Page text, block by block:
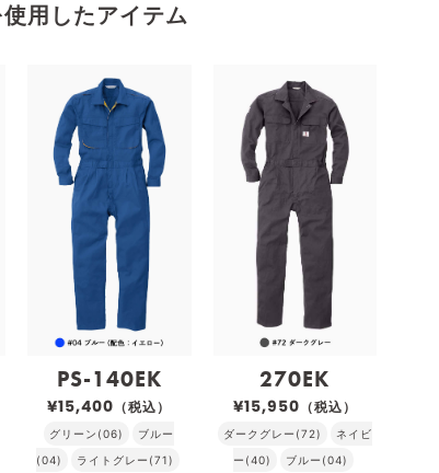
用したアイテム
PS-140EK
¥15,400 （税込）
グリーン(06)
ブルー
(04)
ライトグレー(71)
270EK
¥15,950 （税込）
ダークグレー(72)
ネイビ
ー(40)
ブルー(04)